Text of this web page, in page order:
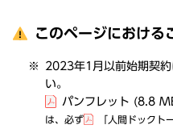
このページにおける
2023年1月以前始期契
い。
パンフレット (8.8
は、必ず
「人間ドックト